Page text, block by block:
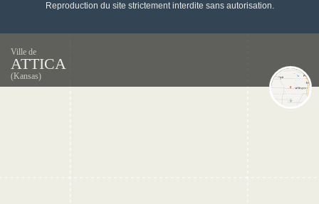
Reproduction du site strictement interdite sans autorisation.
Ville de
ATTICA
(Kansas)